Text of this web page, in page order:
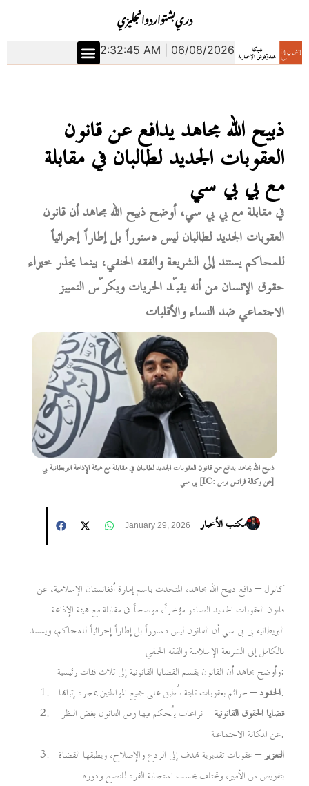
انجليزياردوبشتودري
2:32:46 AM | 06/08/2026
ذبيح الله مجاهد يدافع عن قانون
العقوبات الجديد لطالبان في مقابلة
مع بي بي سي
في مقابلة مع بي بي سي، أوضح ذبيح الله مجاهد أن قانون
العقوبات الجديد لطالبان ليس دستوراً بل إطاراً إجرائياً
للمحاكم يستند إلى الشريعة والفقه الحنفي، بينما يحذر خبراء
حقوق الإنسان من أنه يقيّد الحريات ويكرّس التمييز
الاجتماعي ضد النساء والأقليات
ذبيح الله مجاهد يدافع عن قانون العقوبات الجديد لطالبان في مقابلة مع هيئة الإذاعة البريطانية بي
بي سي [IC: عن وكالة فرانس برس]
مكتب الأخبار January 29, 2026
كابول – دافع ذبيح الله مجاهد، المتحدث باسم إمارة أفغانستان الإسلامية، عن
قانون العقوبات الجديد الصادر مؤخراً، موضحاً في مقابلة مع هيئة الإذاعة
البريطانية بي بي سي أن القانون ليس دستوراً بل إطاراً إجرائياً للمحاكم، ويستند
بالكامل إلى الشريعة الإسلامية والفقه الحنفي
وأوضح مجاهد أن القانون يقسم القضايا القانونية إلى ثلاث فئات رئيسية:
الحدود– جرائم بعقوبات ثابتة تُطبق على جميع المواطنين بمجرد إثباتها.
قضايا الحقوق القانونية– نزاعات يُحكم فيها وفق القانون بغض النظر
عن المكانة الاجتماعية.
التعزير– عقوبات تقديرية تهدف إلى الردع والإصلاح، ويطبقها القضاة
بتفويض من الأمير، وتختلف بحسب استجابة الفرد للنصح ودوره